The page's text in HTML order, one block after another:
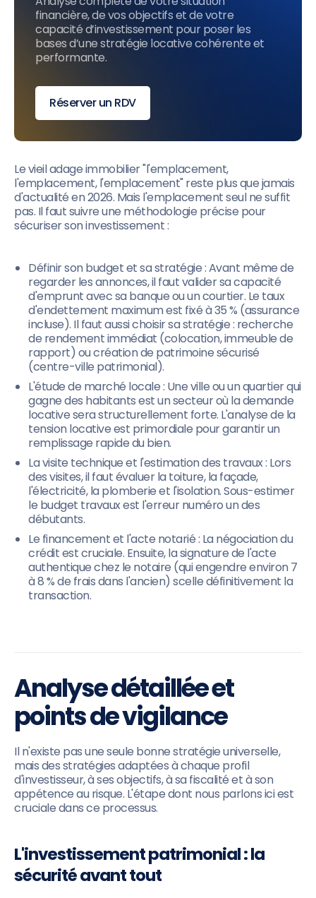
financière, de vos objectifs et de votre
capacité d’investissement pour poser les
bases d’une stratégie locative cohérente et
performante.
Réserver un RDV
Le vieil adage immobilier "l'emplacement,
l'emplacement, l'emplacement" reste plus que jamais
d'actualité en 2026. Mais l'emplacement seul ne suffit
pas. Il faut suivre une méthodologie précise pour
sécuriser son investissement :
Définir son budget et sa stratégie : Avant même de
regarder les annonces, il faut valider sa capacité
d'emprunt avec sa banque ou un courtier. Le taux
d'endettement maximum est fixé à 35 % (assurance
incluse). Il faut aussi choisir sa stratégie : recherche
de rendement immédiat (colocation, immeuble de
rapport) ou création de patrimoine sécurisé
(centre-ville patrimonial).
L'étude de marché locale : Une ville ou un quartier qui
gagne des habitants est un secteur où la demande
locative sera structurellement forte. L'analyse de la
tension locative est primordiale pour garantir un
remplissage rapide du bien.
La visite technique et l'estimation des travaux : Lors
des visites, il faut évaluer la toiture, la façade,
l'électricité, la plomberie et l'isolation. Sous-estimer
le budget travaux est l'erreur numéro un des
débutants.
Le financement et l'acte notarié : La négociation du
crédit est cruciale. Ensuite, la signature de l'acte
authentique chez le notaire (qui engendre environ 7
à 8 % de frais dans l'ancien) scelle définitivement la
transaction.
Analyse détaillée et
points de vigilance
Il n'existe pas une seule bonne stratégie universelle,
mais des stratégies adaptées à chaque profil
d'investisseur, à ses objectifs, à sa fiscalité et à son
appétence au risque. L'étape dont nous parlons ici est
cruciale dans ce processus.
L'investissement patrimonial : la
sécurité avant tout